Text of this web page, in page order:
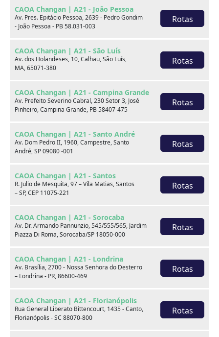
CAOA Changan | A21 - João Pessoa
Av. Pres. Epitácio Pessoa, 2639 - Pedro Gondim
- João Pessoa - PB 58.031-003
Rotas
CAOA Changan | A21 - São Luís
Av. dos Holandeses, 10, Calhau, São Luís,
MA, 65071-380
Rotas
CAOA Changan | A21 - Campina Grande
Av. Prefeito Severino Cabral, 230 Setor 3, José
Pinheiro, Campina Grande, PB 58407-475
Rotas
CAOA Changan | A21 - Santo André
Av. Dom Pedro II, 1960, Campestre, Santo
André, SP 09080 -001
Rotas
CAOA Changan | A21 - Santos
R. Julio de Mesquita, 97 – Vila Matias, Santos
– SP, CEP 11075-221
Rotas
CAOA Changan | A21 - Sorocaba
Av. Dr. Armando Pannunzio, 545/555/565, Jardim
Piazza Di Roma, Sorocaba/SP 18050-000
Rotas
CAOA Changan | A21 - Londrina
Av. Brasília, 2700 - Nossa Senhora do Desterro
– Londrina - PR, 86600-469
Rotas
CAOA Changan | A21 - Florianópolis
Rua General Liberato Bittencourt, 1435 - Canto,
Florianópolis - SC 88070-800
Rotas
xxxxxx/xxxxxx
xxxxxx/xxxxxx
xxx
Consulte por marca
Destaques